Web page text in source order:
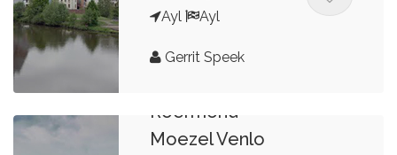
Ayl
Ayl
Gerrit Speek
Roermond
Moezel Venlo